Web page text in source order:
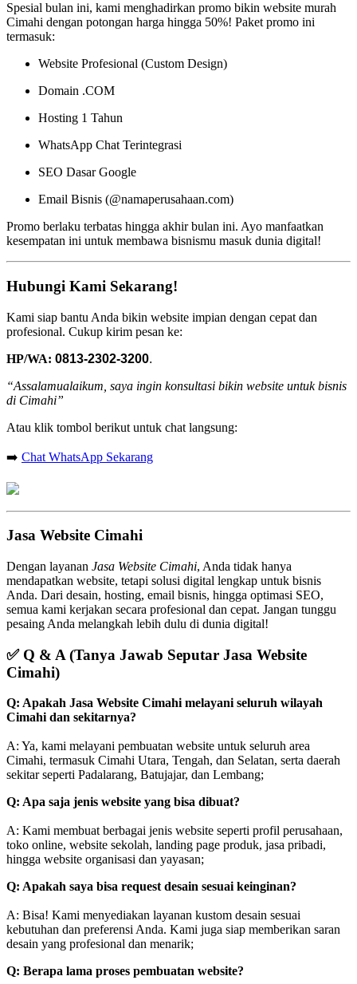
Spesial bulan ini, kami menghadirkan promo bikin website murah
Cimahi dengan potongan harga hingga 50%! Paket promo ini
termasuk:
Website Profesional (Custom Design)
Domain .COM
Hosting 1 Tahun
WhatsApp Chat Terintegrasi
SEO Dasar Google
Email Bisnis (@namaperusahaan.com)
Promo berlaku terbatas hingga akhir bulan ini. Ayo manfaatkan
kesempatan ini untuk membawa bisnismu masuk dunia digital!
Hubungi Kami Sekarang!
Kami siap bantu Anda bikin website impian dengan cepat dan
profesional. Cukup kirim pesan ke:
HP/WA: 0813-2302-3200.
“Assalamualaikum, saya ingin konsultasi bikin website untuk bisnis
di Cimahi”
Atau klik tombol berikut untuk chat langsung:
➡️ Chat WhatsApp Sekarang
Jasa Website Cimahi
Dengan layanan Jasa Website Cimahi, Anda tidak hanya
mendapatkan website, tetapi solusi digital lengkap untuk bisnis
Anda. Dari desain, hosting, email bisnis, hingga optimasi SEO,
semua kami kerjakan secara profesional dan cepat. Jangan tunggu
pesaing Anda melangkah lebih dulu di dunia digital!
✅ Q & A (Tanya Jawab Seputar Jasa Website
Cimahi)
Q: Apakah Jasa Website Cimahi melayani seluruh wilayah
Cimahi dan sekitarnya?
A: Ya, kami melayani pembuatan website untuk seluruh area
Cimahi, termasuk Cimahi Utara, Tengah, dan Selatan, serta daerah
sekitar seperti Padalarang, Batujajar, dan Lembang;
Q: Apa saja jenis website yang bisa dibuat?
A: Kami membuat berbagai jenis website seperti profil perusahaan,
toko online, website sekolah, landing page produk, jasa pribadi,
hingga website organisasi dan yayasan;
Q: Apakah saya bisa request desain sesuai keinginan?
A: Bisa! Kami menyediakan layanan kustom desain sesuai
kebutuhan dan preferensi Anda. Kami juga siap memberikan saran
desain yang profesional dan menarik;
Q: Berapa lama proses pembuatan website?